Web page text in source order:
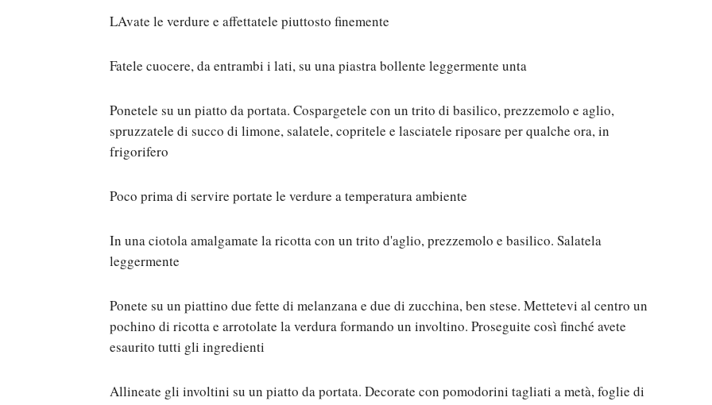
LAvate le verdure e affettatele piuttosto finemente
Fatele cuocere, da entrambi i lati, su una piastra bollente leggermente unta
Ponetele su un piatto da portata. Cospargetele con un trito di basilico, prezzemolo e aglio,
spruzzatele di succo di limone, salatele, copritele e lasciatele riposare per qualche ora, in
frigorifero
Poco prima di servire portate le verdure a temperatura ambiente
In una ciotola amalgamate la ricotta con un trito d'aglio, prezzemolo e basilico. Salatela
leggermente
Ponete su un piattino due fette di melanzana e due di zucchina, ben stese. Mettetevi al centro un
pochino di ricotta e arrotolate la verdura formando un involtino. Proseguite così finché avete
esaurito tutti gli ingredienti
Allineate gli involtini su un piatto da portata. Decorate con pomodorini tagliati a metà, foglie di